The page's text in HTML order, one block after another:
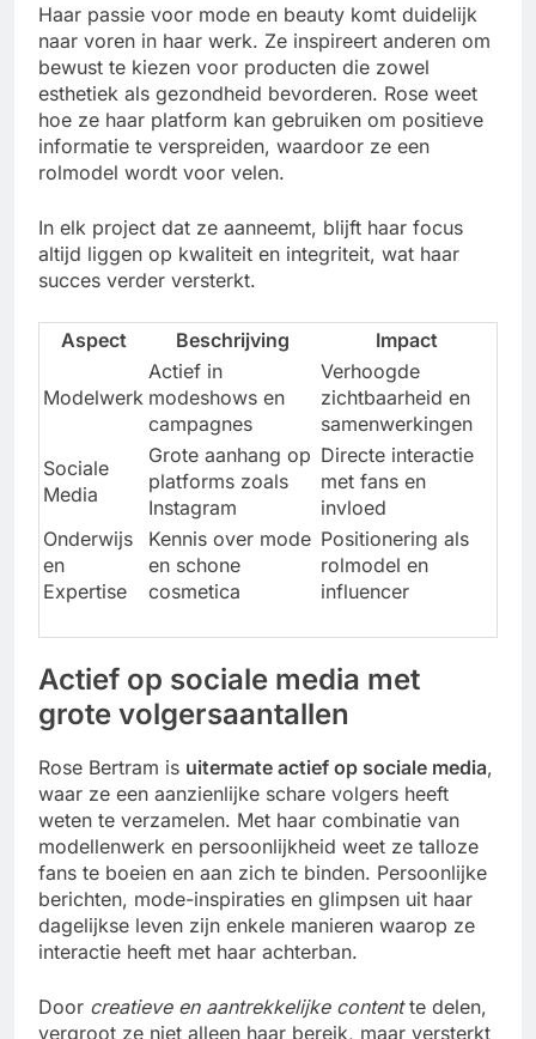
Haar passie voor mode en beauty komt duidelijk
naar voren in haar werk. Ze inspireert anderen om
bewust te kiezen voor producten die zowel
esthetiek als gezondheid bevorderen. Rose weet
hoe ze haar platform kan gebruiken om positieve
informatie te verspreiden, waardoor ze een
rolmodel wordt voor velen.
In elk project dat ze aanneemt, blijft haar focus
altijd liggen op kwaliteit en integriteit, wat haar
succes verder versterkt.
Aspect Beschrijving Impact
Modelwerk
Actief in
modeshows en
campagnes
Verhoogde
zichtbaarheid en
samenwerkingen
Sociale
Media
Grote aanhang op
platforms zoals
Instagram
Directe interactie
met fans en
invloed
Onderwijs
en
Expertise
Kennis over mode
en schone
cosmetica
Positionering als
rolmodel en
influencer
Actief op sociale media met
grote volgersaantallen
Rose Bertram is uitermate actief op sociale media,
waar ze een aanzienlijke schare volgers heeft
weten te verzamelen. Met haar combinatie van
modellenwerk en persoonlijkheid weet ze talloze
fans te boeien en aan zich te binden. Persoonlijke
berichten, mode-inspiraties en glimpsen uit haar
dagelijkse leven zijn enkele manieren waarop ze
interactie heeft met haar achterban.
Door creatieve en aantrekkelijke contentte delen,
vergroot ze niet alleen haar bereik, maar versterkt